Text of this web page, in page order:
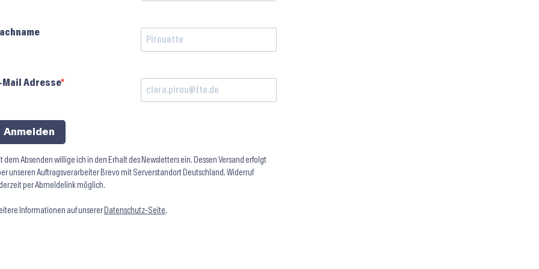
Mail Adresse
Anmelden
dem Absenden willige ich in den Erhalt des Newsletters ein. Dessen Versand erfolgt
unseren Auftragsverarbeiter Brevo mit Serverstandort Deutschland. Widerruf
per Abmeldelink möglich.
Informationen auf unserer Datenschutz-Seite.